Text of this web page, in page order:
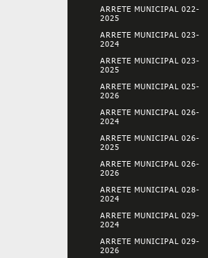
ARRETE MUNICIPAL 022-
2025
ARRETE MUNICIPAL 023-
2024
ARRETE MUNICIPAL 023-
2025
ARRETE MUNICIPAL 025-
2026
ARRETE MUNICIPAL 026-
2024
ARRETE MUNICIPAL 026-
2025
ARRETE MUNICIPAL 026-
2026
ARRETE MUNICIPAL 028-
2024
ARRETE MUNICIPAL 029-
2024
ARRETE MUNICIPAL 029-
2026